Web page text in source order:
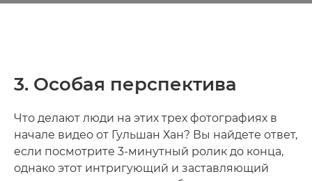
3. Особая перспектива
Что делают люди на этих трех фотографиях в
начале видео от Гульшан Хан? Вы найдете ответ,
если посмотрите 3-минутный ролик до конца,
однако этот интригующий и заставляющий